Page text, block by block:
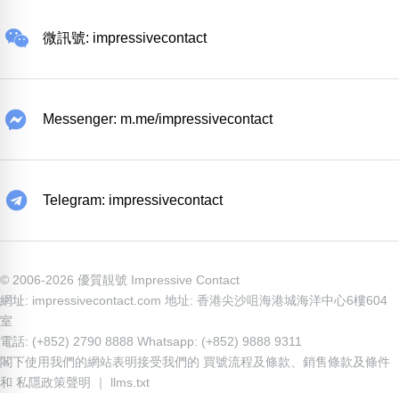
微訊號: impressivecontact
Messenger: m.me/impressivecontact
Telegram: impressivecontact
© 2006-2026 優質靚號 Impressive Contact
網址: impressivecontact.com 地址: 香港尖沙咀海港城海洋中心6樓604
室
電話: (+852) 2790 8888 Whatsapp: (+852) 9888 9311
閣下使用我們的網站表明接受我們的 買號流程及條款、 銷售條款及條件
和 私隱政策聲明 llms.txt